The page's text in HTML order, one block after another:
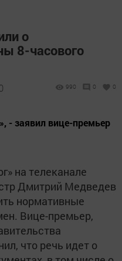
о
8-часового
990 0 0
- заявил вице-премьер
на телеканале
Дмитрий Медведев
нормативные
Вице-премьер,
что речь идет о